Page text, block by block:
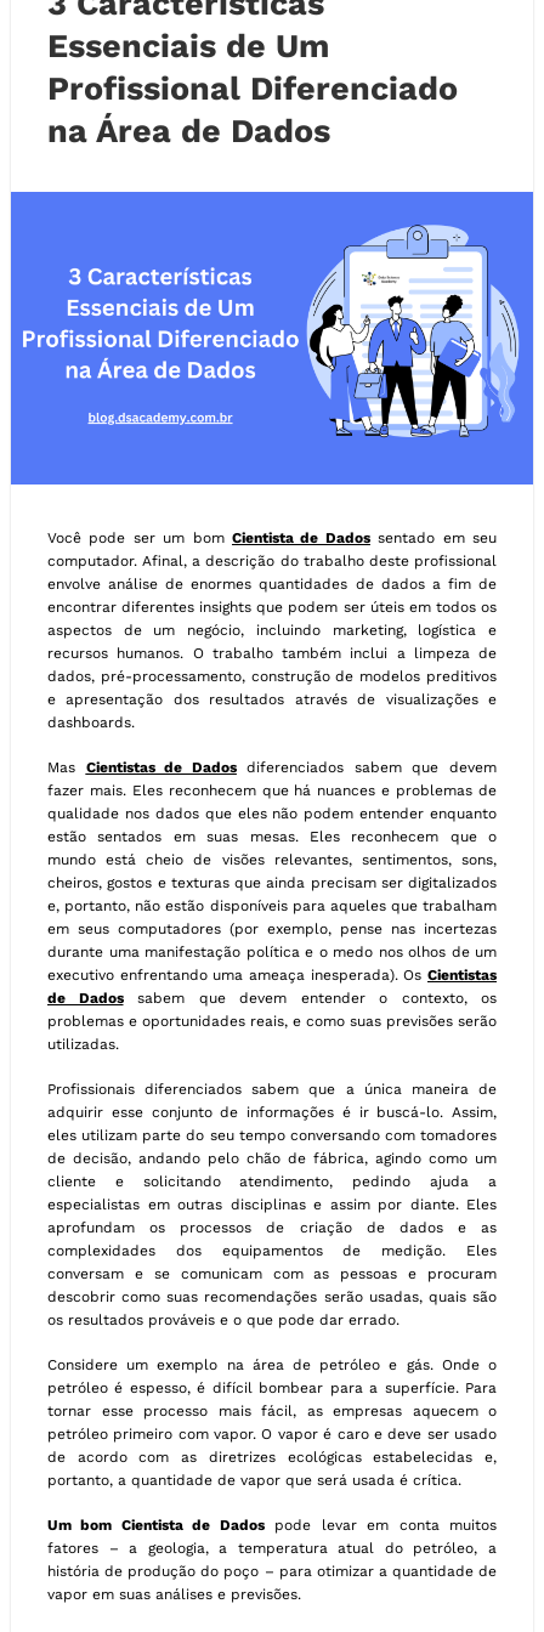
Essenciais de Um
Profissional Diferenciado
na Área de Dados
Você pode ser um bom Cientista de Dadossentado em seu
computador. Afinal, a descrição do trabalho deste profissional
envolve análise de enormes quantidades de dados a fim de
encontrar diferentes insights que podem ser úteis em todos os
aspectos de um negócio, incluindo marketing, logística e
recursos humanos. O trabalho também inclui a limpeza de
dados, pré-processamento, construção de modelos preditivos
e apresentação dos resultados através de visualizações e
dashboards.
Mas Cientistas de Dadosdiferenciados sabem que devem
fazer mais. Eles reconhecem que há nuances e problemas de
qualidade nos dados que eles não podem entender enquanto
estão sentados em suas mesas. Eles reconhecem que o
mundo está cheio de visões relevantes, sentimentos, sons,
cheiros, gostos e texturas que ainda precisam ser digitalizados
e, portanto, não estão disponíveis para aqueles que trabalham
em seus computadores (por exemplo, pense nas incertezas
durante uma manifestação política e o medo nos olhos de um
executivo enfrentando uma ameaça inesperada). Os Cientistas
de Dadossabem que devem entender o contexto, os
problemas e oportunidades reais, e como suas previsões serão
utilizadas.
Profissionais diferenciados sabem que a única maneira de
adquirir esse conjunto de informações é ir buscá-lo. Assim,
eles utilizam parte do seu tempo conversando com tomadores
de decisão, andando pelo chão de fábrica, agindo como um
cliente e solicitando atendimento, pedindo ajuda a
especialistas em outras disciplinas e assim por diante. Eles
aprofundam os processos de criação de dados e as
complexidades dos equipamentos de medição. Eles
conversam e se comunicam com as pessoas e procuram
descobrir como suas recomendações serão usadas, quais são
os resultados prováveis e o que pode dar errado.
Considere um exemplo na área de petróleo e gás. Onde o
petróleo é espesso, é difícil bombear para a superfície. Para
tornar esse processo mais fácil, as empresas aquecem o
petróleo primeiro com vapor. O vapor é caro e deve ser usado
de acordo com as diretrizes ecológicas estabelecidas e,
portanto, a quantidade de vapor que será usada é crítica.
Um bom Cientista de Dadospode levar em conta muitos
fatores – a geologia, a temperatura atual do petróleo, a
história de produção do poço – para otimizar a quantidade de
vapor em suas análises e previsões.